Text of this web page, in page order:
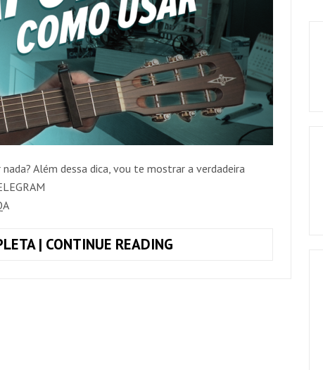
Além dessa dica, vou te mostrar a verdadeira
| CONTINUE READING